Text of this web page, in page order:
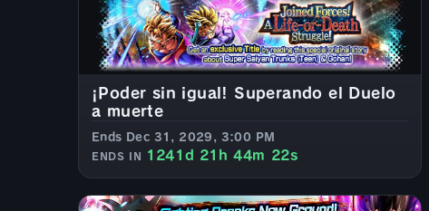
¡Poder sin igual! Superando el Duelo
a muerte
Ends Dec 31, 2029, 3:00 PM
ENDS IN 1241d 21h 44m 20s